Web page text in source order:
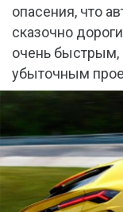
опасения, что
сказочно
очень быстрым,
убыточным